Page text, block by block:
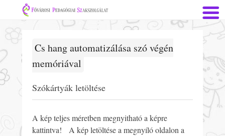
Cs hang automatizálása szó végén
memóriával
Szókártyák letöltése
A kép teljes méretben megnyitható a képre
kattintva! A kép letöltése a megnyíló oldalon a